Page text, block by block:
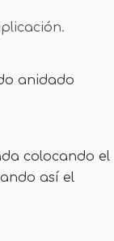
anidado
colocando el
así el